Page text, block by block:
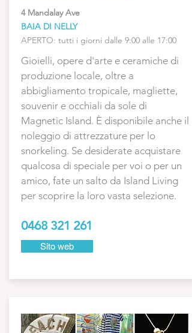
4 Mandalay Ave
BAIA DI NELLY
APERTO: tutti i giorni dalle 9:00 alle 17:00
Gioielli, opere d'arte e ceramiche di
produzione locale, oltre a
abbigliamento tropicale, magliette,
souvenir e occhiali da sole di
Magnetic Island. È disponibile anche il
noleggio di attrezzature per lo
snorkeling. Se desiderate acquistare
qualcosa di speciale per voi o per un
amico, fate un salto da Island Living
per scoprire la loro vasta selezione.
0468 321 261
Sito web